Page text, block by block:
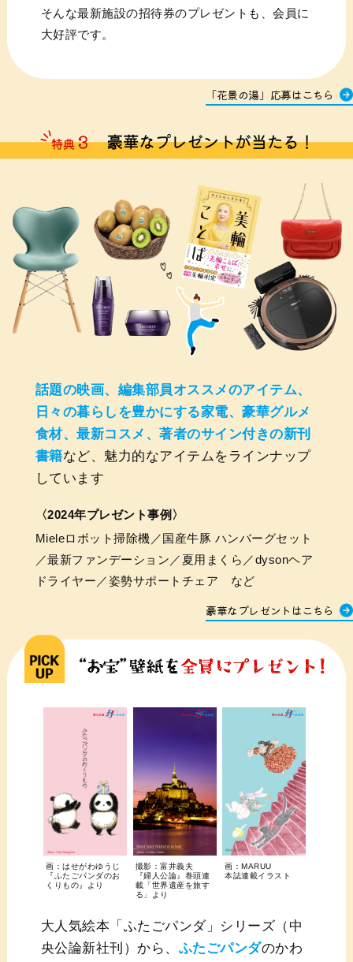
そんな最新施設の招待券のプレゼントも、会員に
大好評です。
「花景の湯」応募はこちら
話題の映画、編集部員オススメのアイテム、
日々の暮らしを豊かにする家電、豪華グルメ
食材、最新コスメ、著者のサイン付きの新刊
書籍など、魅力的なアイテムをラインナップ
しています
〈2024年プレゼント事例〉
Mieleロボット掃除機／国産牛豚 ハンバーグセット
／最新ファンデーション／夏用まくら／dysonヘア
ドライヤー／姿勢サポートチェア など
豪華なプレゼントはこちら
画：はせがわゆうじ
『ふたごパンダのお
くりもの』より
撮影：富井義夫
『婦人公論』巻頭連
載「世界遺産を旅す
る」より
画：MARUU
本誌連載イラスト
大人気絵本「ふたごパンダ」シリーズ（中
央公論新社刊）から、 ふたごパンダのかわ